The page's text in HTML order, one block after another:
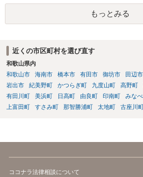
場合返金が難しいケースが多いため弁護士を
もっとみる
近くの市区町村を選び直す
和歌山県内
和歌山市
海南市 橋本市 有田市 御坊市 田辺市
岩出市
紀美野町 かつらぎ町 九度山町 高野町
有田川町
美浜町 日高町 由良町 印南町 みな
上富田町
すさみ町 那智勝浦町 太地町 古座川
ココナラ法律相談について